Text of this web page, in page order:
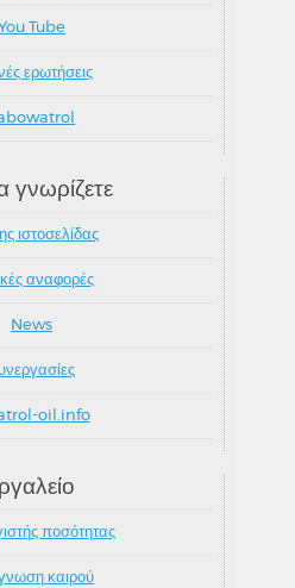
Tube
ερωτήσεις
γνωρίζετε
ιστοσελίδας
αναφορές
News
oil.info
ποσότητας
καιρού